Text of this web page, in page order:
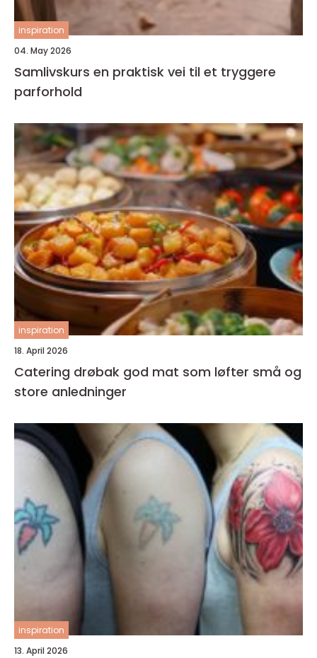
inspiration
04. May 2026
Samlivskurs en praktisk vei til et tryggere
parforhold
inspiration
18. April 2026
Catering drøbak god mat som løfter små og
store anledninger
inspiration
13. April 2026